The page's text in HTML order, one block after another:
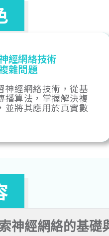
經網絡技術
雜問題
神經網絡技術，從基
播算法，掌握解決複
並將其應用於真實數
神經網絡的基礎